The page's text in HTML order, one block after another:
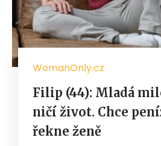
WomanOnly.cz
Filip (44): Mladá
ničí život. Chce
řekne ženě